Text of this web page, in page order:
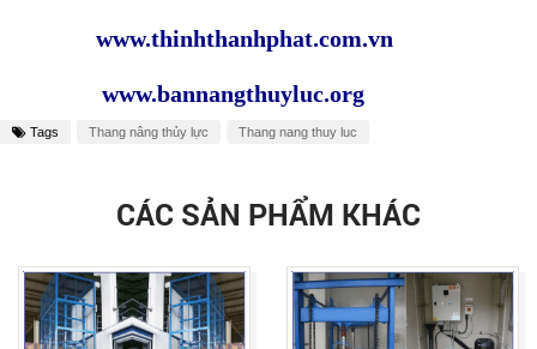
www.thinhthanhphat.com.vn
www.bannangthuyluc.org
Tags Thang nâng thủy lực Thang nang thuy luc
CÁC SẢN PHẨM KHÁC